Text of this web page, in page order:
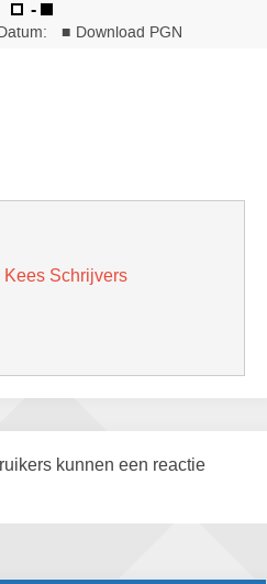
Schrijvers
kunnen een reactie